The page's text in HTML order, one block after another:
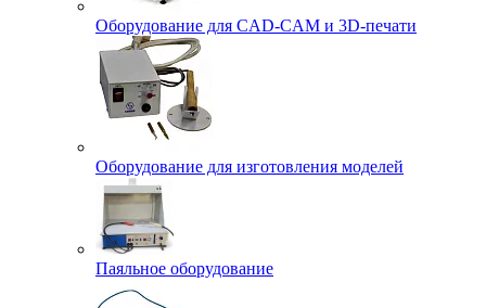
Оборудование для CAD-CAM и 3D-печати
Оборудование для изготовления моделей
Паяльное оборудование